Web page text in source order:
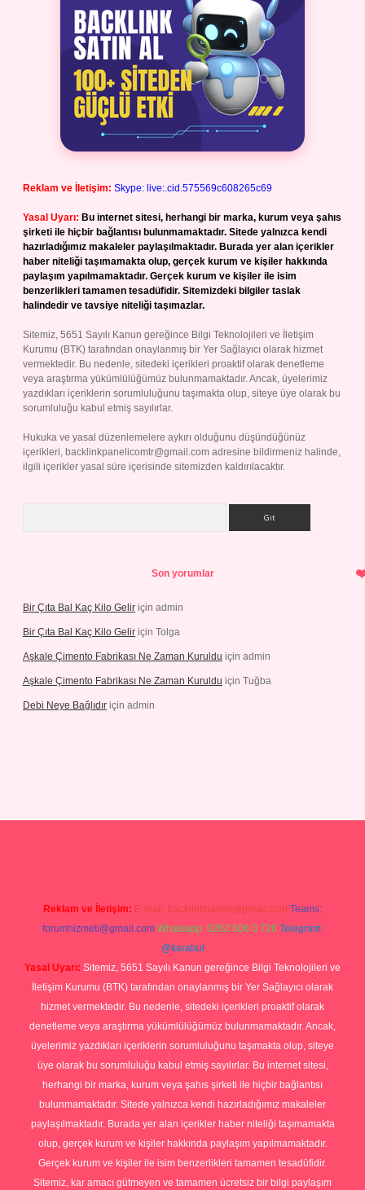
Reklam ve İletişim: Skype: live:.cid.575569c608265c69
Yasal Uyarı: Bu internet sitesi, herhangi bir marka, kurum veya şahıs
şirketi ile hiçbir bağlantısı bulunmamaktadır. Sitede yalnızca kendi
hazırladığımız makaleler paylaşılmaktadır. Burada yer alan içerikler
haber niteliği taşımamakta olup, gerçek kurum ve kişiler hakkında
paylaşım yapılmamaktadır. Gerçek kurum ve kişiler ile isim
benzerlikleri tamamen tesadüfidir. Sitemizdeki bilgiler taslak
halindedir ve tavsiye niteliği taşımazlar.
Sitemiz, 5651 Sayılı Kanun gereğince Bilgi Teknolojileri ve İletişim
Kurumu (BTK) tarafından onaylanmış bir Yer Sağlayıcı olarak hizmet
vermektedir. Bu nedenle, sitedeki içerikleri proaktif olarak denetleme
veya araştırma yükümlülüğümüz bulunmamaktadır. Ancak, üyelerimiz
yazdıkları içeriklerin sorumluluğunu taşımakta olup, siteye üye olarak bu
sorumluluğu kabul etmiş sayılırlar.
Hukuka ve yasal düzenlemelere aykırı olduğunu düşündüğünüz
içerikleri, backlinkpanelicomtr@gmail.com adresine bildirmeniz halinde,
ilgili içerikler yasal süre içerisinde sitemizden kaldırılacaktır.
Son yorumlar
Bir Çıta Bal Kaç Kilo Gelir için admin
Bir Çıta Bal Kaç Kilo Gelir için Tolga
Aşkale Çimento Fabrikası Ne Zaman Kuruldu için admin
Aşkale Çimento Fabrikası Ne Zaman Kuruldu için Tuğba
Debi Neye Bağlıdır için admin
Reklam ve İletişim: E-mail: backlinkpaneli@gmail.com Teams:
forumhizmeti@gmail.com Whatsapp: 0262 606 0 726 Telegram:
@karabul
Yasal Uyarı: Sitemiz, 5651 Sayılı Kanun gereğince Bilgi Teknolojileri ve
İletişim Kurumu (BTK) tarafından onaylanmış bir Yer Sağlayıcı olarak
hizmet vermektedir. Bu nedenle, sitedeki içerikleri proaktif olarak
denetleme veya araştırma yükümlülüğümüz bulunmamaktadır. Ancak,
üyelerimiz yazdıkları içeriklerin sorumluluğunu taşımakta olup, siteye
üye olarak bu sorumluluğu kabul etmiş sayılırlar. Bu internet sitesi,
herhangi bir marka, kurum veya şahıs şirketi ile hiçbir bağlantısı
bulunmamaktadır. Sitede yalnızca kendi hazırladığımız makaleler
paylaşılmaktadır. Burada yer alan içerikler haber niteliği taşımamakta
olup, gerçek kurum ve kişiler hakkında paylaşım yapılmamaktadır.
Gerçek kurum ve kişiler ile isim benzerlikleri tamamen tesadüfidir.
Sitemiz, kar amacı gütmeyen ve tamamen ücretsiz bir bilgi paylaşım